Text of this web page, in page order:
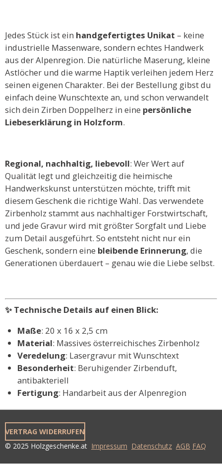
Jedes Stück ist ein handgefertigtes Unikat – keine
industrielle Massenware, sondern echtes Handwerk
aus der Alpenregion. Die natürliche Maserung, kleine
Astlöcher und die warme Haptik verleihen jedem Herz
seinen eigenen Charakter. Bei der Bestellung gibst du
einfach deine Wunschtexte an, und schon verwandelt
sich dein Zirben Doppelherz in eine persönliche
Liebeserklärung in Holzform.
Regional, nachhaltig, liebevoll: Wer Wert auf
Qualität legt und gleichzeitig die heimische
Handwerkskunst unterstützen möchte, trifft mit
diesem Geschenk die richtige Wahl. Das verwendete
Zirbenholz stammt aus nachhaltiger Forstwirtschaft,
und jede Gravur wird mit größter Sorgfalt und Liebe
zum Detail ausgeführt. So entsteht nicht nur ein
Geschenk, sondern eine bleibende Erinnerung, die
Generationen überdauert – genau wie die Liebe selbst.
✨ Technische Details auf einen Blick:
Maße: 20 x 16 x 2,5 cm
Material: Massives österreichisches Zirbenholz
Veredelung: Lasergravur mit Wunschtext
Besonderheit: Beruhigender Zirbenduft,
antibakteriell
Fertigung: Handarbeit aus der Alpenregion
VERTRAG WIDERRUFEN
© 2025 Holzgeschenke.at Impressum Datenschutz AGB FAQ